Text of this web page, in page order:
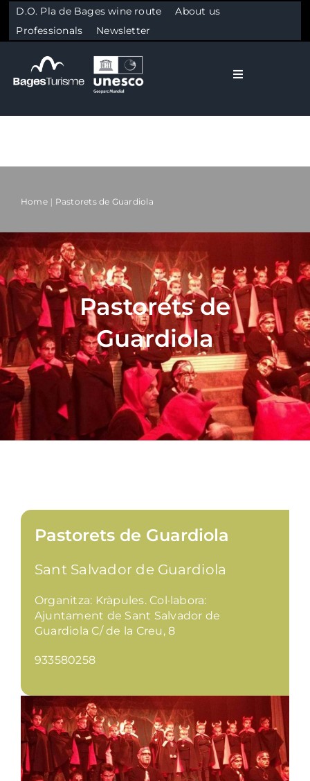
D.O. Pla de Bages wine route
About us
Professionals
Newsletter
Toggle
Culture
Gastronomy
Plan your trip
Home Pastorets de Guardiola
Pastorets de
Guardiola
Pastorets de Guardiola
Sant Salvador de Guardiola
Organitza: Kràpules. Col·labora:
Ajuntament de Sant Salvador de
Guardiola C/ de la Creu, 8
933580258